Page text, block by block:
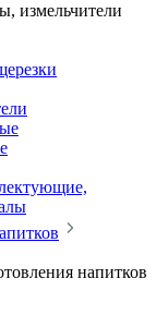
измельчители
напитков